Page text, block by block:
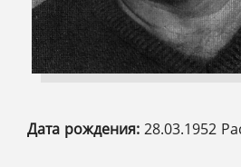
Дата рождения: 28.03.1952